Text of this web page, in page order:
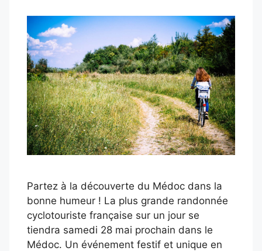
Partez à la découverte du Médoc dans la
bonne humeur ! La plus grande randonnée
cyclotouriste française sur un jour se
tiendra samedi 28 mai prochain dans le
Médoc. Un événement festif et unique en